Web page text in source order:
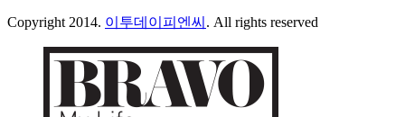
Copyright 2014. 이투데이피엔씨 . All rights reserved